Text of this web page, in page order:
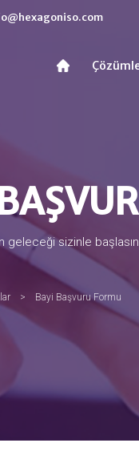
geleceği sizinle başlasın
> Bayi Başvuru Formu